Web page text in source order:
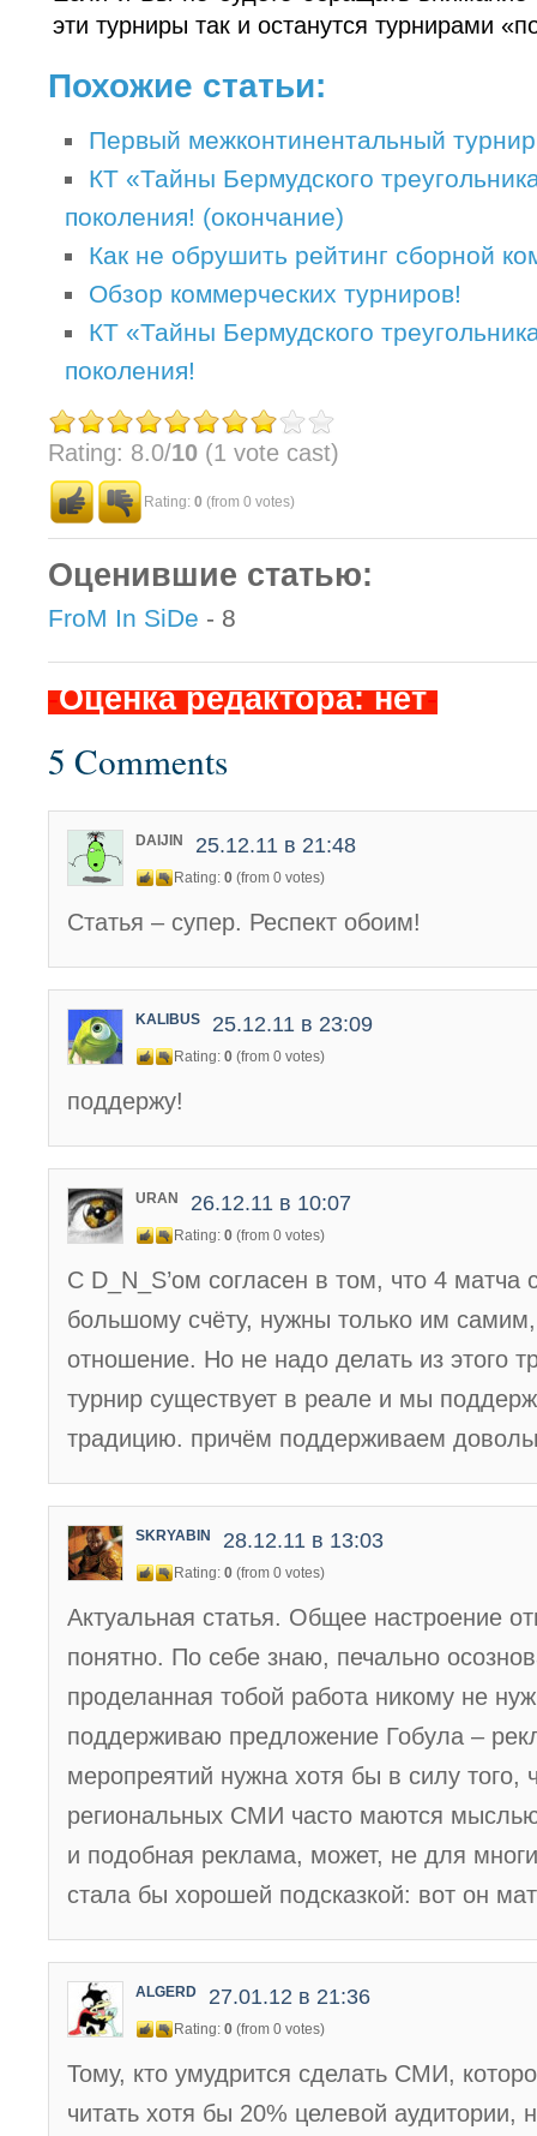
эти турниры так и останутся турнирами
Похожие статьи:
Первый межконтинентальный
КТ «Тайны Бермудского
поколения! (окончание)
Как не обрушить рейтинг сборной
Обзор коммерческих турниров!
КТ «Тайны Бермудского
поколения!
Rating: 8.0/10 (1 vote cast)
Rating: 0 (from 0 votes)
Оценившие статью:
FroM In SiDe - 8
-Оценка редактора: нет-
5 Comments
DAIJIN 25.12.11 в 21:48
Rating: 0 (from 0 votes)
Статья – супер. Респект обоим!
KALIBUS 25.12.11 в 23:09
Rating: 0 (from 0 votes)
поддержу!
URAN 26.12.11 в 10:07
Rating: 0 (from 0 votes)
С D_N_S’ом согласен в том, что 4 матча
большому счёту, нужны только им
отношение. Но не надо делать из этого
турнир существует в реале и мы
традицию. причём поддерживаем
SKRYABIN 28.12.11 в 13:03
Rating: 0 (from 0 votes)
Актуальная статья. Общее настроение
понятно. По себе знаю, печально
проделанная тобой работа никому не
поддерживаю предложение Гобула –
меропреятий нужна хотя бы в силу того,
региональных СМИ часто маются
и подобная реклама, может, не для
стала бы хорошей подсказкой: вот он
ALGERD 27.01.12 в 21:36
Rating: 0 (from 0 votes)
Тому, кто умудрится сделать СМИ,
читать хотя бы 20% целевой аудитории,